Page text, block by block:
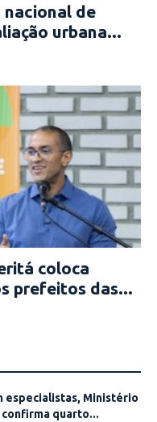
nacional de
urbana...
coloca
prefeitos das...
especialistas, Ministério
confirma quarto...